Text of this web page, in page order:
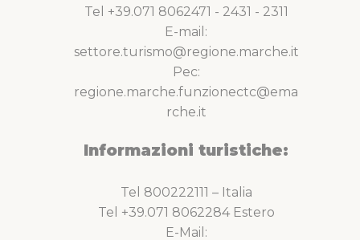
Tel +39.071 8062471 - 2431 - 2311
E-mail:
settore.turismo@regione.marche.it
Pec:
regione.marche.funzionectc@ema
rche.it
Informazioni turistiche:
Tel 800222111 – Italia
Tel +39.071 8062284 Estero
E-Mail: